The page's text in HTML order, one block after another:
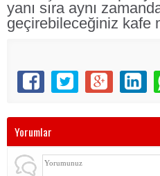
yanı sıra aynı
geçirebileceğiniz kafe
Yorumlar